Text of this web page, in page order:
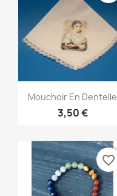
Aperçu rapide
Mouchoir En Dentelle
3,50 €
favorite_border